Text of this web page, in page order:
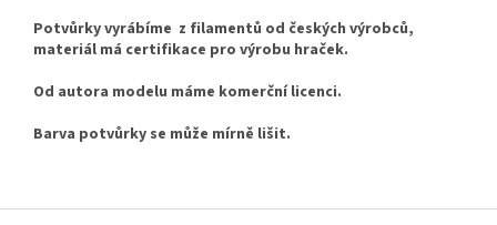
Potvůrky vyrábíme z filamentů od českých výrobců,
materiál má certifikace pro výrobu hraček.
Od autora modelu máme komerční licenci.
Barva potvůrky se může mírně lišit.